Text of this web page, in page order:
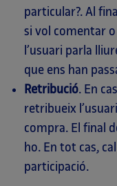
particular?. Al
si vol comentar
l’usuari parla
que ens han
Retribució. En
retribueix
compra. El final
ho. En tot cas,
participació.